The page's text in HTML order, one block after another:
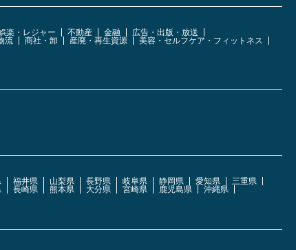
楽・レジャー 不動産 金融
広告・出版・放送
流 商社・卸 産廃・再生資源
美容・セルフケア・フィットネス
福井県 山梨県 長野県 岐阜県 静岡県 愛知県
三重県
長崎県 熊本県 大分県 宮崎県 鹿児島県 沖縄県